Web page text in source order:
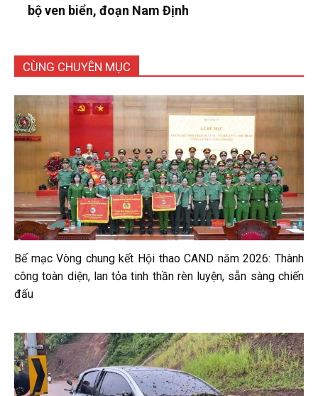
bộ ven biển, đoạn Nam Định
CÙNG CHUYÊN MỤC
Bế mạc Vòng chung kết Hội thao CAND năm 2026: Thành
công toàn diện, lan tỏa tinh thần rèn luyện, sẵn sàng chiến
đấu